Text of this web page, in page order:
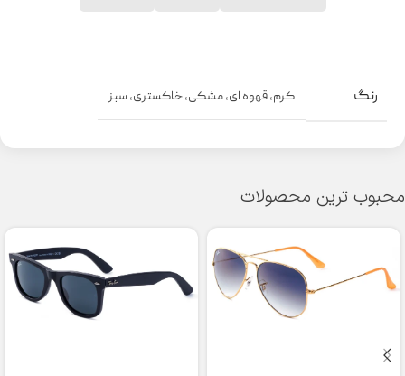
رنگ کرم,قهوه ای,مشکی,خاکستری, سبز
محبوب ترین محصولات